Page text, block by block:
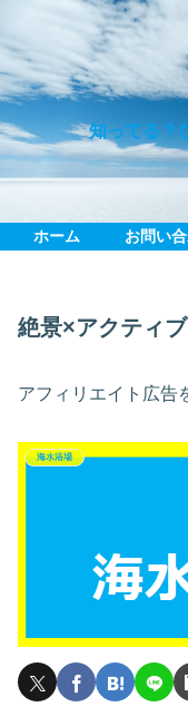
知ってる？
ホーム お問い
絶景×アクティ
アフィリエイト広告
海水浴場